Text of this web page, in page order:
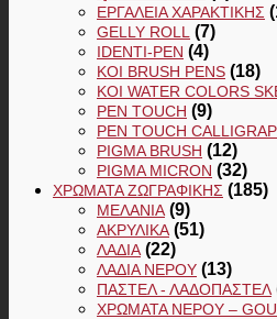
ΕΡΓΑΛΕΊΑ ΧΑΡΑΚΤΙΚΉΣ
GELLY ROLL (7)
IDENTI-PEN (4)
KOI BRUSH PENS (18)
KOI WATER COLORS
PEN TOUCH (9)
PEN TOUCH
PIGMA BRUSH (12)
PIGMA MICRON (32)
ΧΡΏΜΑΤΑ ΖΩΓΡΑΦΙΚΉΣ (185)
ΜΕΛΆΝΙΑ (9)
ΑΚΡΥΛΙΚΆ (51)
ΛΆΔΙΑ (22)
ΛΆΔΙΑ ΝΕΡΟΎ (13)
ΠΑΣΤΕΛ - ΛΑΔΟΠΑΣΤΕΛ
ΧΡΏΜΑΤΑ ΝΕΡΟΎ –